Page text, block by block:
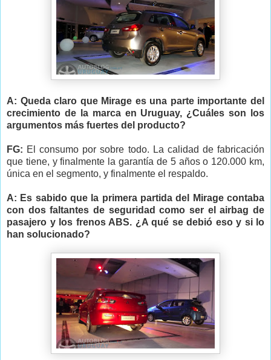
A: Queda claro que Mirage es una parte importante del
crecimiento de la marca en Uruguay, ¿Cuáles son los
argumentos más fuertes del producto?
FG: El consumo por sobre todo. La calidad de fabricación
que tiene, y finalmente la garantía de 5 años o 120.000 km,
única en el segmento, y finalmente el respaldo.
A: Es sabido que la primera partida del Mirage contaba
con dos faltantes de seguridad como ser el airbag de
pasajero y los frenos ABS. ¿A qué se debió eso y si lo
han solucionado?